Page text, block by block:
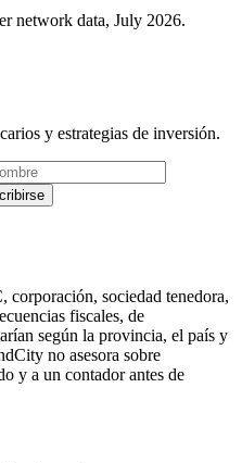
network data, July 2026.
y estrategias de inversión.
corporación, sociedad tenedora,
fiscales, de
según la provincia, el país y
no asesora sobre
y a un contador antes de